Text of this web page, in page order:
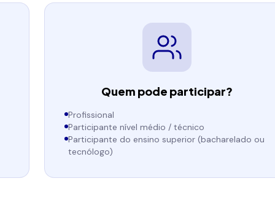
Quem pode participar?
Profissional
Participante nível médio / técnico
Participante do ensino superior (bacharelado ou
tecnólogo)